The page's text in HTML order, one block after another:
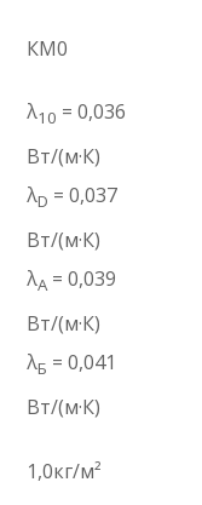
КМ0
λ10 = 0,036
Вт/(м·К)
λD = 0,037
Вт/(м·К)
λА = 0,039
Вт/(м·К)
λБ = 0,041
Вт/(м·К)
1,0кг/м²